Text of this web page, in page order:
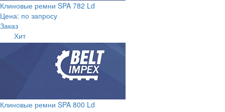
Клиновые ремни SPA 782 Ld
Цена: по запросу
Заказ
Хит
Клиновые ремни SPA 800 Ld